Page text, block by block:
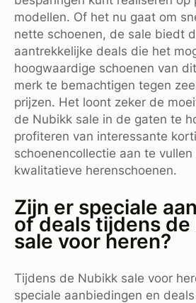
modellen. Of het nu gaat om
nette schoenen, de sale biedt
aantrekkelijke deals die het
hoogwaardige schoenen van
merk te bemachtigen tegen
prijzen. Het loont zeker de
de Nubikk sale in de gaten te
profiteren van interessante
schoenencollectie aan te
kwalitatieve herenschoenen.
Zijn er speciale
of deals tijdens de
sale voor heren?
Tijdens de Nubikk sale voor
speciale aanbiedingen en